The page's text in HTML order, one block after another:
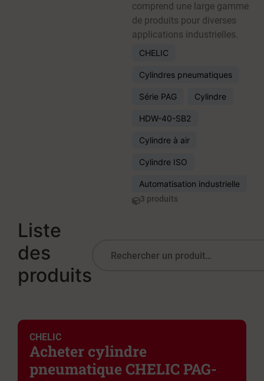
comprend une large gamme
de produits pour diverses
applications industrielles.
CHELIC
Cylindres pneumatiques
Série PAG Cylindre
HDW-40-SB2
Cylindre à air
Cylindre ISO
Automatisation industrielle
3 produits
Liste
des
produits
CHELIC
Acheter cylindre
pneumatique CHELIC PAG-